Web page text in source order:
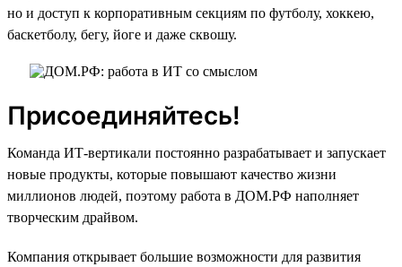
но и доступ к корпоративным секциям по футболу, хоккею,
баскетболу, бегу, йоге и даже сквошу.
Присоединяйтесь!
Команда ИТ-вертикали постоянно разрабатывает и запускает
новые продукты, которые повышают качество жизни
миллионов людей, поэтому работа в ДОМ.РФ наполняет
творческим драйвом.
Компания открывает большие возможности для развития